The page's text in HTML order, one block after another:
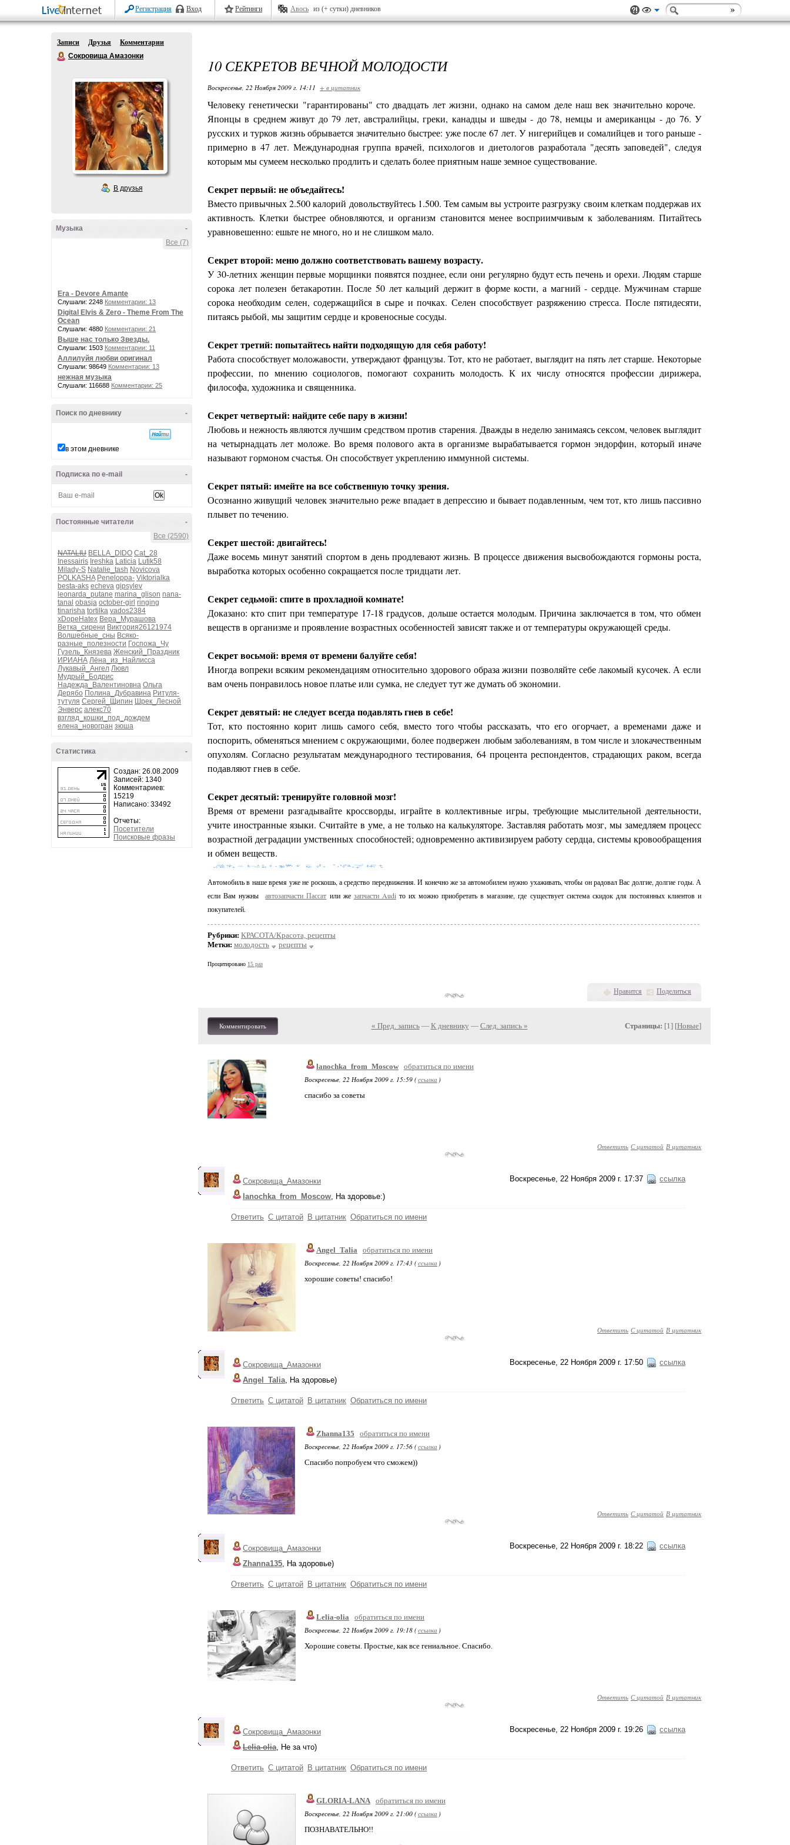
Регистрация Вход Рейтинги Авось из (+ сутки) дневников
Записи Друзья
Комментарии
Сокровища Амазонки
В друзья
-
Музыка
Все (7)
Era - Devore Amante
Слушали: 2248 Комментарии: 13
Digital Elvis & Zero - Theme From The
Ocean
Слушали: 4880 Комментарии: 21
Выше нас только Звезды.
Слушали: 1503 Комментарии: 11
Аллилуйя любви оригинал
Слушали: 98649 Комментарии: 13
нежная музыка
Слушали: 116688 Комментарии: 25
-
Поиск по дневнику
в этом дневнике
-
Подписка по e-mail
-
Постоянные читатели
Все (2590)
NATALIU BELLA_DIDO Cat_28
Inessairis Ireshka Laticia Lutik58
Milady-S Natalie_tash Novicova
POLKASHA Peneloppa- Viktorialka
besta-aks echeva gipsylev
leonarda_putane marina_glison nana-
tanal obasja october-girl ringing
tinarisha tortilka vados2384
xDopeHatex Вера_Мурашова
Ветка_сирени Виктория26121974
Волшебные_сны Всяко-
разные_полезности Госпожа_Чу
Гузель_Князева Женский_Праздник
ИРИАНА Лёна_из_Найлисса
Лукавый_Ангел Лювл
Мудрый_Бодрис
Надежда_Валентиновна Ольга
Дерябо Полина_Дубравина Ритуля-
тутуля Сергей_Щипин Шрек_Лесной
Энверс алекс70
взгляд_кошки_под_дождем
елена_новогран зюша
-
Статистика
Создан: 26.08.2009
Записей: 1340
Комментариев:
15219
Написано: 33492
Отчеты:
Посетители
Поисковые фразы
10 СЕКРЕТОВ ВЕЧНОЙ МОЛОДОСТИ
Воскресенье, 22 Ноября 2009 г. 14:11 + в цитатник
Человеку генетически "гарантированы" сто двадцать лет жизни, однако на самом деле наш век значительно короче.
Японцы в среднем живут до 79 лет, австралийцы, греки, канадцы и шведы - до 78, немцы и американцы - до 76. У
русских и турков жизнь обрывается значительно быстрее: уже после 67 лет. У нигерийцев и сомалийцев и того раньше -
примерно в 47 лет. Международная группа врачей, психологов и диетологов разработала "десять заповедей", следуя
которым мы сумеем несколько продлить и сделать более приятным наше земное существование.
Секрет первый: не объедайтесь!
Вместо привычных 2.500 калорий довольствуйтесь 1.500. Тем самым вы устроите разгрузку своим клеткам поддержав их
активность. Клетки быстрее обновляются, и организм становится менее восприимчивым к заболеваниям. Питайтесь
уравновешенно: ешьте не много, но и не слишком мало.
Секрет второй: меню должно соответствовать вашему возрасту.
У 30-летних женщин первые морщинки появятся позднее, если они регулярно будут есть печень и орехи. Людям старше
сорока лет полезен бетакаротин. После 50 лет кальций держит в форме кости, а магний - сердце. Мужчинам старше
сорока необходим селен, содержащийся в сыре и почках. Селен способствует разряжению стресса. После пятидесяти,
питаясь рыбой, мы защитим сердце и кровеносные сосуды.
Секрет третий: попытайтесь найти подходящую для себя работу!
Работа способствует моложавости, утверждают французы. Тот, кто не работает, выглядит на пять лет старше. Некоторые
профессии, по мнению социологов, помогают сохранить молодость. К их числу относятся профессии дирижера,
философа, художника и священника.
Секрет четвертый: найдите себе пару в жизни!
Любовь и нежность являются лучшим средством против старения. Дважды в неделю занимаясь сексом, человек выглядит
на четырнадцать лет моложе. Во время полового акта в организме вырабатывается гормон эндорфин, который иначе
называют гормоном счастья. Он способствует укреплению иммунной системы.
Секрет пятый: имейте на все собственную точку зрения.
Осознанно живущий человек значительно реже впадает в депрессию и бывает подавленным, чем тот, кто лишь пассивно
плывет по течению.
Секрет шестой: двигайтесь!
Даже восемь минут занятий спортом в день продлевают жизнь. В процессе движения высвобождаются гормоны роста,
выработка которых особенно сокращается после тридцати лет.
Секрет седьмой: спите в прохладной комнате!
Доказано: кто спит при температуре 17-18 градусов, дольше остается молодым. Причина заключается в том, что обмен
веществ в организме и проявление возрастных особенностей зависят также и от температуры окружающей среды.
Секрет восьмой: время от времени балуйте себя!
Иногда вопреки всяким рекомендациям относительно здорового образа жизни позволяйте себе лакомый кусочек. А если
вам очень понравилось новое платье или сумка, не следует тут же думать об экономии.
Секрет девятый: не следует всегда подавлять гнев в себе!
Тот, кто постоянно корит лишь самого себя, вместо того чтобы рассказать, что его огорчает, а временами даже и
поспорить, обменяться мнением с окружающими, более подвержен любым заболеваниям, в том числе и злокачественным
опухолям. Согласно результатам международного тестирования, 64 процента респондентов, страдающих раком, всегда
подавляют гнев в себе.
Секрет десятый: тренируйте головной мозг!
Время от времени разгадывайте кроссворды, играйте в коллективные игры, требующие мыслительной деятельности,
учите иностранные языки. Считайте в уме, а не только на калькуляторе. Заставляя работать мозг, мы замедляем процесс
возрастной деградации умственных способностей; одновременно активизируем работу сердца, системы кровообращения
и обмен веществ.
Автомобиль в наше время уже не роскошь, а средство передвижения. И конечно же за автомобилем нужно ухаживать, чтобы он радовал Вас долгие, долгие годы. А
если Вам нужныавтозапчасти Пассат или же запчасти Audi то их можно приобретатьв магазине, где существует система скидок для постоянных клиентов и
покупателей.
Рубрики: КРАСОТА/Красота, рецепты
Метки: молодость рецепты
Процитировано 15 раз
Нравится Поделиться
Комментировать « Пред. запись— К дневнику — След. запись » Страницы: [1] [Новые]
lanochka_from_Moscow обратиться по имени
Воскресенье, 22 Ноября 2009 г. 15:59 (ссылка )
спасибо за советы
Ответить С цитатой В цитатник
Воскресенье, 22 Ноября 2009 г. 17:37 ссылка
Сокровища_Амазонки
lanochka_from_Moscow, На здоровье:)
Ответить С цитатой В цитатник Обратиться по имени
Angel_Talia
обратиться по имени
Воскресенье, 22 Ноября 2009 г. 17:43 (ссылка )
хорошие советы! спасибо!
Ответить С цитатой В цитатник
Воскресенье, 22 Ноября 2009 г. 17:50 ссылка
Сокровища_Амазонки
Angel_Talia, На здоровье)
Ответить С цитатой В цитатник Обратиться по имени
Zhanna135
обратиться по имени
Воскресенье, 22 Ноября 2009 г. 17:56 (ссылка )
Спасибо попробуем что сможем))
Ответить С цитатой В цитатник
Воскресенье, 22 Ноября 2009 г. 18:22 ссылка
Сокровища_Амазонки
Zhanna135, На здоровье)
Ответить С цитатой В цитатник Обратиться по имени
Lelia-olia
обратиться по имени
Воскресенье, 22 Ноября 2009 г. 19:18 (ссылка )
Хорошие советы. Простые, как все гениальное. Спасибо.
Ответить С цитатой В цитатник
Воскресенье, 22 Ноября 2009 г. 19:26 ссылка
Сокровища_Амазонки
Lelia-olia, Не за что)
Ответить С цитатой В цитатник Обратиться по имени
GLORIA-LANA обратиться по имени
Воскресенье, 22 Ноября 2009 г. 21:00 (ссылка )
ПОЗНАВАТЕЛЬНО!!